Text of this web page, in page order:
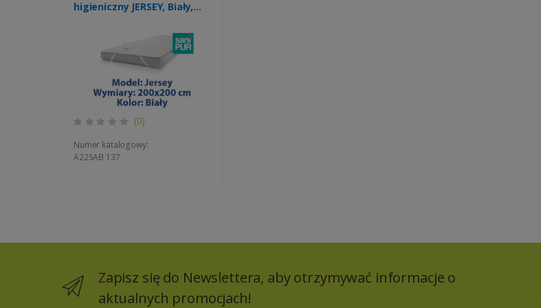
higieniczny JERSEY, Biały,
oddychający, z
mocowanymi gumkami w
czterech rogach
(TS0102_07)
(0)
Numer katalogowy:
A22SAB 137
Zapisz się do Newslettera, aby otrzymywać informacje o
aktualnych promocjach!